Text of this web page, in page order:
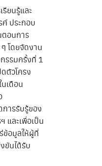
ยนรู้และ
ค์ ประกอบ
ตอนการ
โดยจัดงาน
รรมครั้งที่ 1
ตัวโครง
เดือน
การรับรู้ของ
และเพื่อเป็น
ข้อมูลให้ผู้ที่
ขันได้รับ